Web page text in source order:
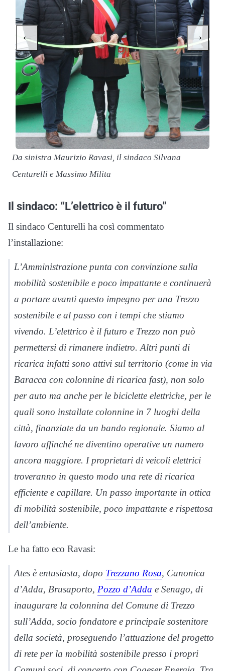
Da sinistra Maurizio Ravasi, il sindaco Silvana
Centurelli e Massimo Milita
← →
Il sindaco: “L’elettrico è il futuro”
Il sindaco Centurelli ha così commentato
l’installazione:
L’Amministrazione punta con convinzione sulla
mobilità sostenibile e poco impattante e continuerà
a portare avanti questo impegno per una Trezzo
sostenibile e al passo con i tempi che stiamo
vivendo. L’elettrico è il futuro e Trezzo non può
permettersi di rimanere indietro. Altri punti di
ricarica infatti sono attivi sul territorio (come in via
Baracca con colonnine di ricarica fast), non solo
per auto ma anche per le biciclette elettriche, per le
quali sono installate colonnine in 7 luoghi della
città, finanziate da un bando regionale. Siamo al
lavoro affinché ne diventino operative un numero
ancora maggiore. I proprietari di veicoli elettrici
troveranno in questo modo una rete di ricarica
efficiente e capillare. Un passo importante in ottica
di mobilità sostenibile, poco impattante e rispettosa
dell’ambiente.
Le ha fatto eco Ravasi:
Ates è entusiasta, dopo Trezzano Rosa, Canonica
d’Adda, Brusaporto, Pozzo d’Adda e Senago, di
inaugurare la colonnina del Comune di Trezzo
sull’Adda, socio fondatore e principale sostenitore
della società, proseguendo l’attuazione del progetto
di rete per la mobilità sostenibile presso i propri